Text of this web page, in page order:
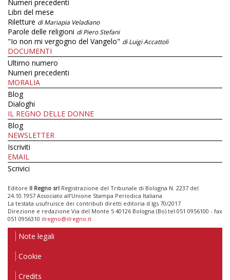
Numeri precedenti
Libri del mese
Riletture di Mariapia Veladiano
Parole delle religioni di Piero Stefani
"Io non mi vergogno del Vangelo" di Luigi Accattoli
DOCUMENTI
Ultimo numero
Numeri precedenti
MORALIA
Blog
Dialoghi
IL REGNO DELLE DONNE
Blog
NEWSLETTER
Iscriviti
EMAIL
Scrivici
Editore Il Regno srl Registrazione del Tribunale di Bologna N. 2237 del
24.10.1957 Associato all’Unione Stampa Periodica Italiana
La testata usufruisce dei contributi diretti editoria d.lgs 70/2017
Direzione e redazione Via del Monte 5 40126 Bologna (Bo) tel 051 0956100 - fax
051 0956310 ilregno@ilregno.it
Note legali
Cookie
Credits